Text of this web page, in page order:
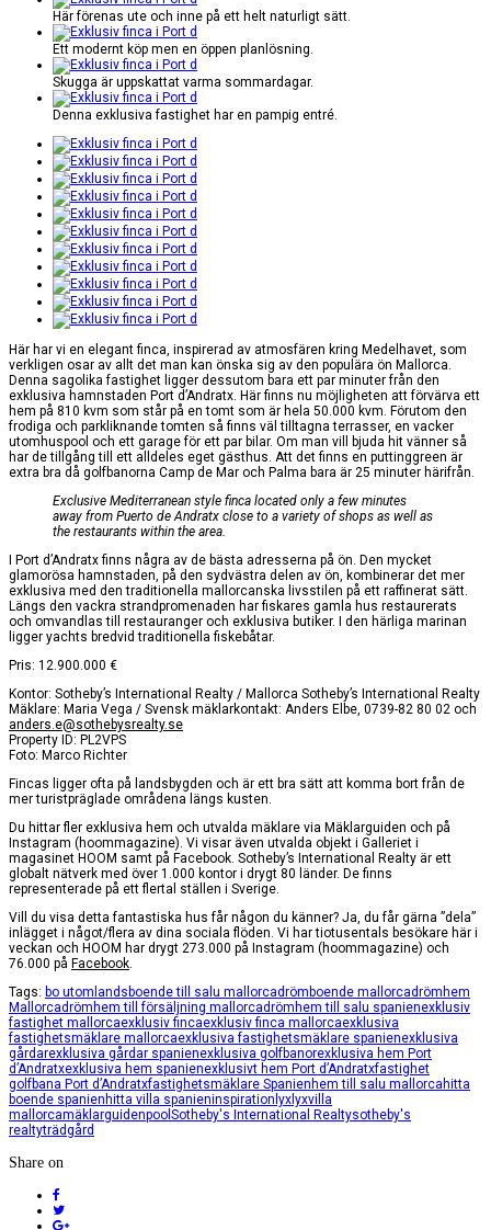
Här förenas ute och inne på ett helt naturligt sätt.
Ett modernt köp men en öppen planlösning.
Skugga är uppskattat varma sommardagar.
Denna exklusiva fastighet har en pampig entré.
Här har vi en elegant finca, inspirerad av atmosfären kring Medelhavet, som
verkligen osar av allt det man kan önska sig av den populära ön Mallorca.
Denna sagolika fastighet ligger dessutom bara ett par minuter från den
exklusiva hamnstaden Port d’Andratx. Här finns nu möjligheten att förvärva ett
hem på 810 kvm som står på en tomt som är hela 50.000 kvm. Förutom den
frodiga och parkliknande tomten så finns väl tilltagna terrasser, en vacker
utomhuspool och ett garage för ett par bilar. Om man vill bjuda hit vänner så
har de tillgång till ett alldeles eget gästhus. Att det finns en puttinggreen är
extra bra då golfbanorna Camp de Mar och Palma bara är 25 minuter härifrån.
Exclusive Mediterranean style finca located only a few minutes
away from Puerto de Andratx close to a variety of shops as well as
the restaurants within the area.
I Port d’Andratx finns några av de bästa adresserna på ön. Den mycket
glamorösa hamnstaden, på den sydvästra delen av ön, kombinerar det mer
exklusiva med den traditionella mallorcanska livsstilen på ett raffinerat sätt.
Längs den vackra strandpromenaden har fiskares gamla hus restaurerats
och omvandlas till restauranger och exklusiva butiker. I den härliga marinan
ligger yachts bredvid traditionella fiskebåtar.
Pris: 12.900.000 €
Kontor: Sotheby’s International Realty / Mallorca Sotheby’s International Realty
Mäklare: Maria Vega / Svensk mäklarkontakt: Anders Elbe, 0739-82 80 02 och
anders.e@sothebysrealty.se
Property ID: PL2VPS
Foto: Marco Richter
Fincas ligger ofta på landsbygden och är ett bra sätt att komma bort från de
mer turistpräglade områdena längs kusten.
Du hittar fler exklusiva hem och utvalda mäklare via Mäklarguiden och på
Instagram (hoommagazine). Vi visar även utvalda objekt i Galleriet i
magasinet HOOM samt på Facebook. Sotheby’s International Realty är ett
globalt nätverk med över 1.000 kontor i drygt 80 länder. De finns
representerade på ett flertal ställen i Sverige.
Vill du visa detta fantastiska hus får någon du känner? Ja, du får gärna ”dela”
inlägget i något/flera av dina sociala flöden. Vi har tiotusentals besökare här i
veckan och HOOM har drygt 273.000 på Instagram (hoommagazine) och
76.000 på Facebook
Tags: bo utomlands boende till salu mallorcadrömboende mallorcadrömhem
Mallorcadrömhem till försäljning mallorcadrömhem till salu spanienexklusiv
fastighet mallorcaexklusiv fincaexklusiv finca mallorcaexklusiva
fastighetsmäklare mallorcaexklusiva fastighetsmäklare spanienexklusiva
gårdarexklusiva gårdar spanienexklusiva golfbanorexklusiva hem Port
d’Andratxexklusiva hem spanienexklusivt hem Port d’Andratxfastighet
golfbana Port d’Andratxfastighetsmäklare Spanien hem till salu mallorca hitta
boende spanien hitta villa spanieninspiration lyxlyxvilla
mallorcamäklarguidenpool Sotheby's International Realtysotheby's
realtyträdgård
Share on